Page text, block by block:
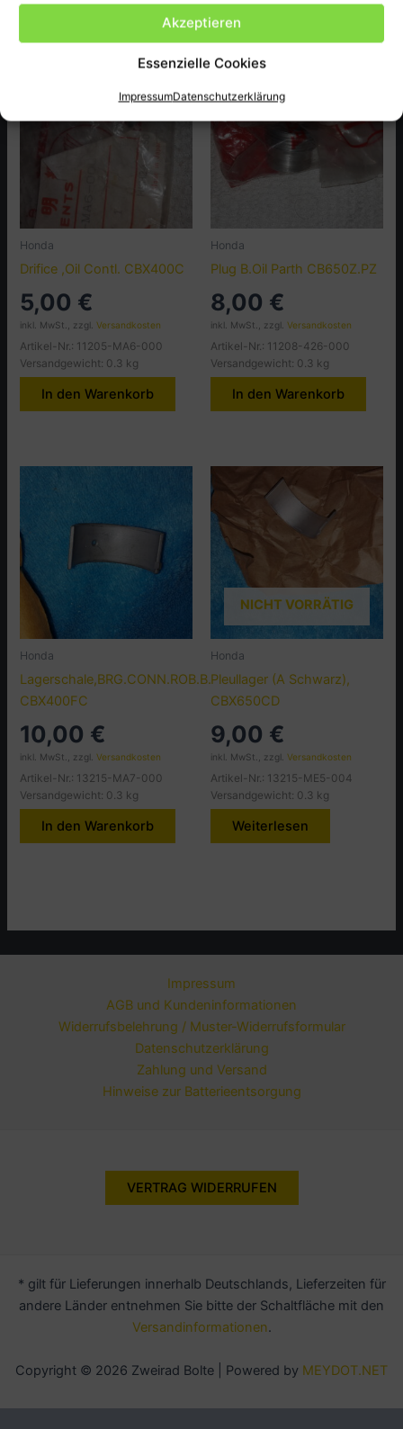
Akzeptieren
Essenzielle Cookies
ImpressumDatenschutzerklärung
Honda
Drifice ,Oil Contl. CBX400C
5,00 €
inkl. MwSt., zzgl.Versandkosten
Artikel-Nr.: 11205-MA6-000
Versandgewicht: 0.3 kg
In den Warenkorb
Honda
Plug B.Oil Parth CB650Z.PZ
8,00 €
inkl. MwSt., zzgl. Versandkosten
Artikel-Nr.: 11208-426-000
Versandgewicht: 0.3 kg
In den Warenkorb
Honda
Lagerschale,BRG.CONN.ROB.B.,
CBX400FC
10,00 €
inkl. MwSt., zzgl.Versandkosten
Artikel-Nr.: 13215-MA7-000
Versandgewicht: 0.3 kg
In den Warenkorb
NICHT VORRÄTIG
Honda
Pleullager (A Schwarz),
CBX650CD
9,00 €
inkl. MwSt., zzgl. Versandkosten
Artikel-Nr.: 13215-ME5-004
Versandgewicht: 0.3 kg
Weiterlesen
Impressum
AGB und Kundeninformationen
Widerrufsbelehrung / Muster-Widerrufsformular
Datenschutzerklärung
Zahlung und Versand
Hinweise zur Batterieentsorgung
VERTRAG WIDERRUFEN
* gilt für Lieferungen innerhalb Deutschlands, Lieferzeiten für
andere Länder entnehmen Sie bitte der Schaltfläche mit den
Versandinformationen.
Copyright © 2026 Zweirad Bolte | Powered by MEYDOT.NET